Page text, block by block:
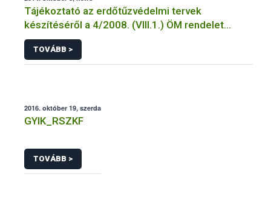
Tájékoztató az erdőtűzvédelmi tervek
készítéséről a 4/2008. (VIII.1.) ÖM rendelet
előírásai alapján
TOVÁBB >
2016. október 19, szerda
GYIK_RSZKF
TOVÁBB >